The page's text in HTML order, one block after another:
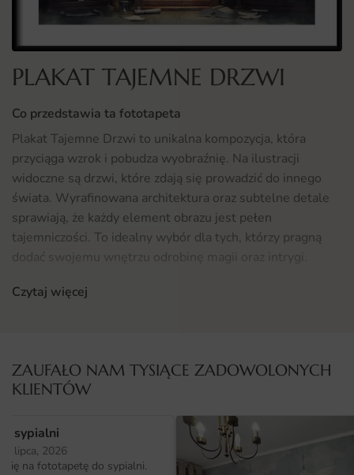
PLAKAT TAJEMNE DRZWI
Co przedstawia ta fototapeta
Plakat Tajemne Drzwi to unikalna kompozycja, która
przyciąga wzrok i pobudza wyobraźnię. Na ilustracji
widoczne są drzwi, które zdają się prowadzić do innego
świata. Wyrafinowana architektura oraz subtelne detale
sprawiają, że każdy element obrazu jest pełen
tajemniczości. To idealny wybór dla tych, którzy pragną
dodać swojemu wnętrzu odrobinę magii oraz intrygi.
ten plakat doskonałym motywem do aranżacji przestrzeni.
się w różnorodne wnętrza. Może być użyty w salonie,
gdzie stanie się centralnym punktem dekoracyjnym,
przyciągającym uwagę gości. Z powodzeniem zaaranżujesz
ją również w sypialni, nadając przestrzeni tajemniczy i
stonowany klimat. Warto również wykorzystać ten motyw
Czytaj więcej
ZAUFAŁO NAM TYSIĄCE ZADOWOLONYCH
KLIENTÓW
sypialni
lipca, 2026
się na fototapetę do sypialni.